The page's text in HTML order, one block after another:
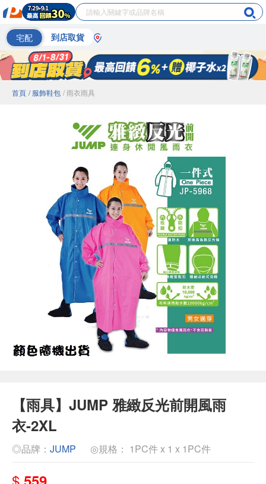
宅配 到店取貨
首頁 / 服飾鞋包 / 雨衣雨具
【雨具】JUMP 雅緻反光前開風雨
衣-2XL
◎品牌： JUMP ◎規格： 1PC件 x 1 x 1PC件